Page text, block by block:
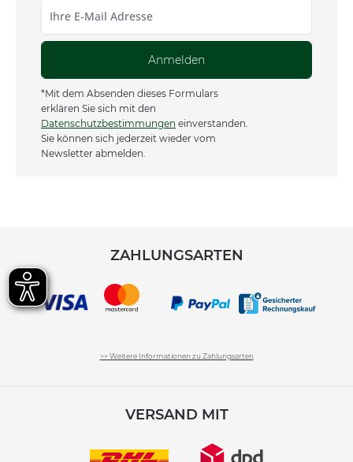
Anmelden
*Mit dem Absenden dieses Formulars
erklären Sie sich mit den
Datenschutzbestimmungen einverstanden.
Sie können sich jederzeit wieder vom
Newsletter abmelden.
ZAHLUNGSARTEN
>> Weitere Informationen zu Zahlungsarten
VERSAND MIT